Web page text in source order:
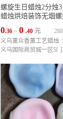
螺旋生日蜡烛2分烛
蜡烛烘焙装饰无烟
0.36 ~ 0 .40 元
义乌薰众香薰工艺蜡烛
义乌国际商贸城一区5门